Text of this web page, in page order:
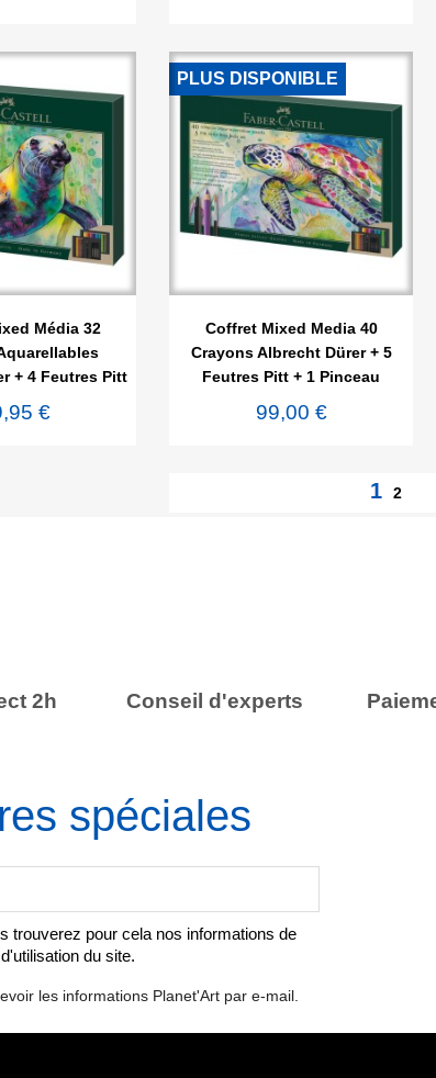
rapide
Média 32
+ 4 Feutres Pitt
€

Coffret Mixed Media 40
Crayons Albrecht Dürer + 5
Feutres Pitt + 1 Pinceau
99,00 €
PLUS DISPONIBLE
12
2h Conseil d'experts
spéciales
trouverez pour cela nos informations de
du site.
les informations Planet'Art par e-mail.